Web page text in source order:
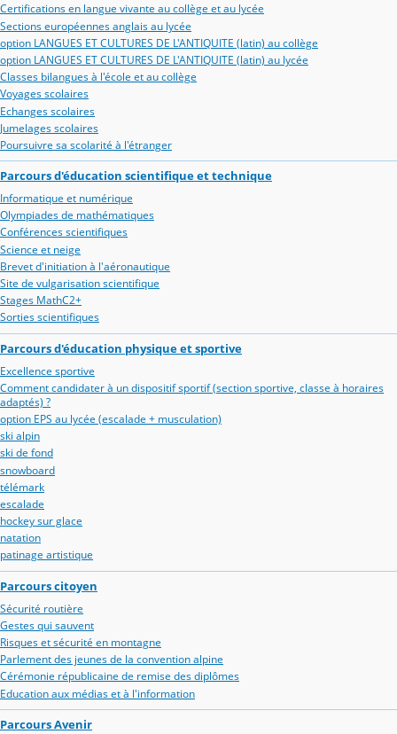
Certifications en langue vivante au collège et au lycée
Sections européennes anglais au lycée
option LANGUES ET CULTURES DE L'ANTIQUITE (latin) au collège
option LANGUES ET CULTURES DE L'ANTIQUITE (latin) au lycée
Classes bilangues à l'école et au collège
Voyages scolaires
Echanges scolaires
Jumelages scolaires
Poursuivre sa scolarité à l'étranger
Parcours d'éducation scientifique et technique
Informatique et numérique
Olympiades de mathématiques
Conférences scientifiques
Science et neige
Brevet d'initiation à l'aéronautique
Site de vulgarisation scientifique
Stages MathC2+
Sorties scientifiques
Parcours d'éducation physique et sportive
Excellence sportive
Comment candidater à un dispositif sportif (section sportive, classe à horaires
adaptés) ?
option EPS au lycée (escalade + musculation)
ski alpin
ski de fond
snowboard
télémark
escalade
hockey sur glace
natation
patinage artistique
Parcours citoyen
Sécurité routière
Gestes qui sauvent
Risques et sécurité en montagne
Parlement des jeunes de la convention alpine
Cérémonie républicaine de remise des diplômes
Education aux médias et à l'information
Parcours Avenir